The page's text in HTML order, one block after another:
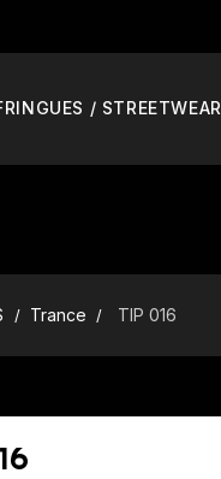
/ STREETWEAR
Trance TIP 016